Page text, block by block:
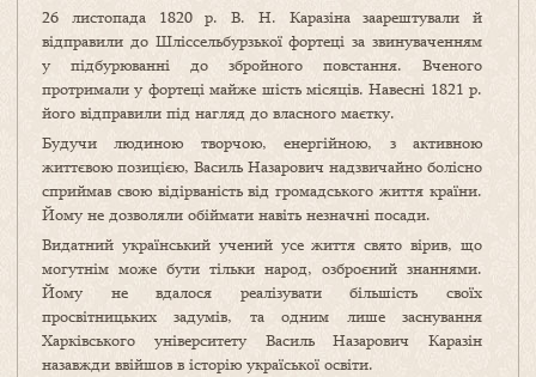
26 листопада 1820 р. В. Н. Каразіна заарештували й
відправили до Шліссельбурзької фортеці за звинуваченням
у підбурюванні до збройного повстання. Вченого
протримали у фортеці майже шість місяців. Навесні 1821 р.
його відправили під нагляд до власного маєтку.
Будучи людиною творчою, енергійною, з активною
життєвою позицією, Василь Назарович надзвичайно болісно
сприймав свою відірваність від громадського життя країни.
Йому не дозволяли обіймати навіть незначні посади.
Видатний український учений усе життя свято вірив, що
могутнім може бути тільки народ, озброєний знаннями.
Йому не вдалося реалізувати більшість своїх
просвітницьких задумів, та одним лише заснування
Харківського університету Василь Назарович Каразін
назавжди ввійшов в історію україської освіти.